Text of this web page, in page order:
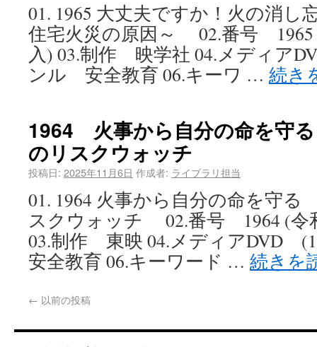
01. 1965 大丈夫ですか！火の消し
住宅火災の原因～ 02.番号 1965
入) 03.制作 映学社 04.メディア
ンル 安全教育 06.キーワ … 続き
1964 火事から自分の命を守
のリスクウォッチ
投稿日: 2025年11月6日 作成者: ライブラリ担当
01. 1964 火事から自分の命を守
スクウォッチ 02.番号 1964 (令
03.制作 東映 04.メディアDVD
安全教育 06.キーワード … 続きを
← 以前の投稿